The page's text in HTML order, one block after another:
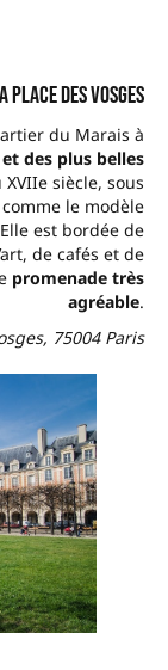
Place des Vosges
du Marais à
des plus belles
siècle, sous
le modèle
Elle est bordée de
de cafés et de
promenade très
agréable.
75004 Paris